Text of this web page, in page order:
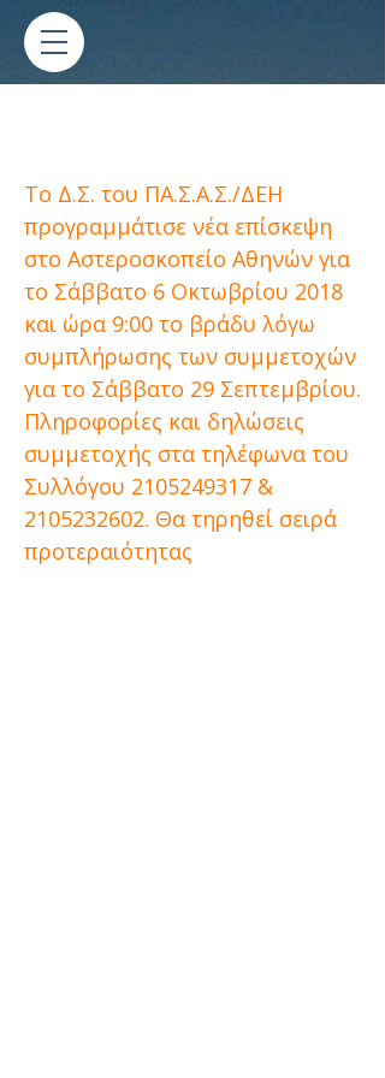
Το Δ.Σ. του ΠΑ.Σ.Α.Σ./ΔΕΗ
προγραμμάτισε νέα επίσκεψη
στο Αστεροσκοπείο Αθηνών για
το Σάββατο 6 Οκτωβρίου 2018
και ώρα 9:00 το βράδυ λόγω
συμπλήρωσης των συμμετοχών
για το Σάββατο 29 Σεπτεμβρίου.
Πληροφορίες και δηλώσεις
συμμετοχής στα τηλέφωνα του
Συλλόγου 2105249317 &
2105232602. Θα τηρηθεί σειρά
προτεραιότητας